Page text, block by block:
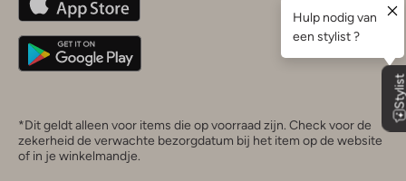
Deutschland
*Dit geldt alleen voor items die op voorraad zijn. Check voor de
zekerheid de verwachte bezorgdatum bij het item op de website
of in je winkelmandje.